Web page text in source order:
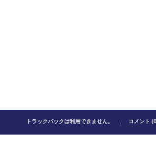
トラックバックは利用できません。 コメント